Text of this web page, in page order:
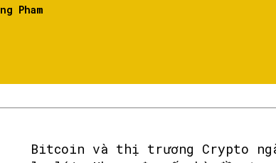
Pham
Bitcoin và thị trương Crypto